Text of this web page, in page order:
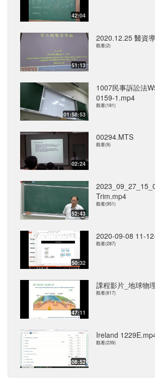
42:04
51:13
2020.12.25 醫資
觀看(2)
01:58:53
1007民事訴訟法
0159-1.mp4
觀看(181)
02:24
00294.MTS
觀看(9)
52:43
Trim.mp4
觀看(951)
50:32
2020-09-08 11-
觀看(287)
47:11
課程影片_地球物
觀看(817)
08:52
Ireland
觀看(239)